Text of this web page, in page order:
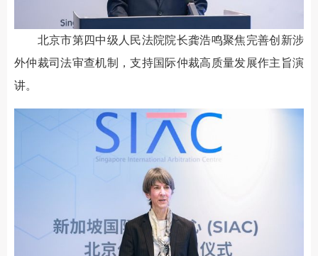
北京市第四中级人民法院院长龚浩鸣聚焦完善创新涉
外仲裁司法审查机制，支持国际仲裁高质量发展作主旨演
讲。